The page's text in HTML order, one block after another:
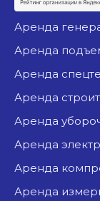
аренда
аренда
аренда
аренда
аренда
аренда
аренда
аренда